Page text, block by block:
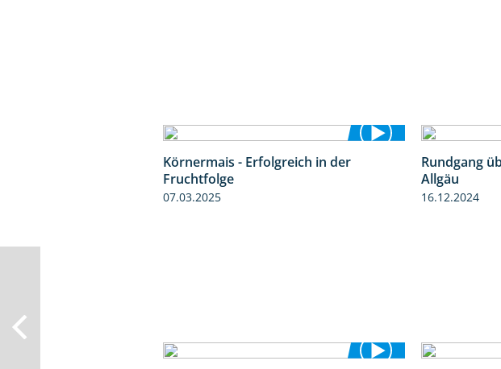
Körnermais - Erfolgreich in der
Fruchtfolge
07.03.2025
Rundgang
Allgäu
16.12.2024